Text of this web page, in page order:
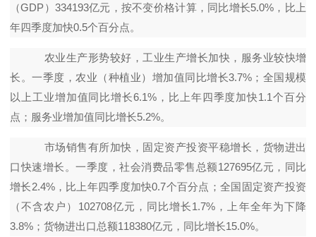
（GDP）334193亿元，按不变价格计算，同比增长5.0%，比上
年四季度加快0.5个百分点。
农业生产形势较好，工业生产增长加快，服务业较快增
长。一季度，农业（种植业）增加值同比增长3.7%；全国规模
以上工业增加值同比增长6.1%，比上年四季度加快1.1个百分
点；服务业增加值同比增长5.2%。
市场销售有所加快，固定资产投资平稳增长，货物进出
口快速增长。一季度，社会消费品零售总额127695亿元，同比
增长2.4%，比上年四季度加快0.7个百分点；全国固定资产投资
（不含农户）102708亿元，同比增长1.7%，上年全年为下降
3.8%；货物进出口总额118380亿元，同比增长15.0%。